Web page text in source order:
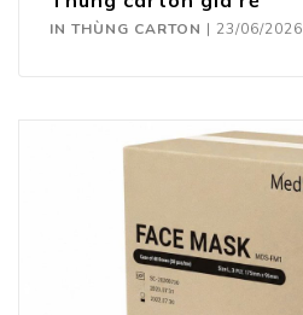
IN THÙNG CARTON | 23/06/2026